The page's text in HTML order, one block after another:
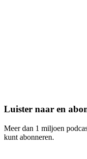
Luister naar en
Meer dan 1 miljoen
kunt abonneren.